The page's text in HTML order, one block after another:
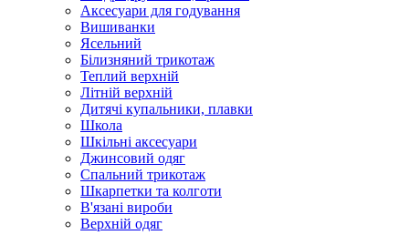
Аксесуари для годування
Вишиванки
Ясельний
Білизняний трикотаж
Теплий верхній
Літній верхній
Дитячі купальники, плавки
Школа
Шкільні аксесуари
Джинсовий одяг
Спальний трикотаж
Шкарпетки та колготи
В'язані вироби
Верхній одяг